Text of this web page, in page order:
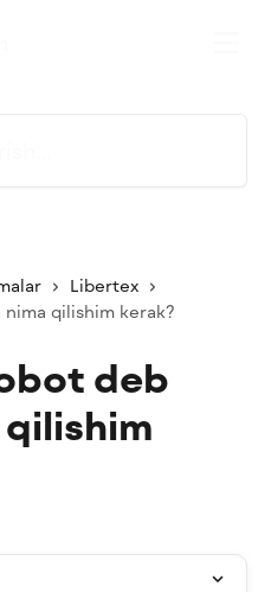
Libertex
nima qilishim kerak?
deb
qilishim